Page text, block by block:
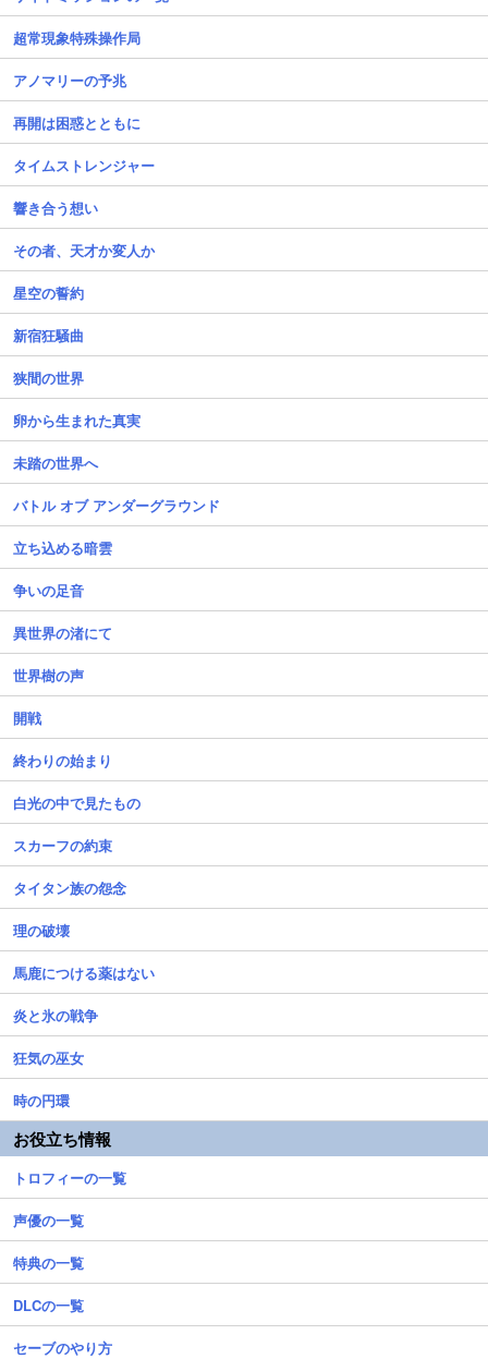
超常現象特殊操作局
アノマリーの予兆
再開は困惑とともに
タイムストレンジャー
響き合う想い
その者、天才か変人か
星空の誓約
新宿狂騒曲
狭間の世界
卵から生まれた真実
未踏の世界へ
バトル オブ アンダーグラウンド
立ち込める暗雲
争いの足音
異世界の渚にて
世界樹の声
開戦
終わりの始まり
白光の中で見たもの
スカーフの約束
タイタン族の怨念
理の破壊
馬鹿につける薬はない
炎と氷の戦争
狂気の巫女
時の円環
お役立ち情報
トロフィーの一覧
声優の一覧
特典の一覧
DLCの一覧
セーブのやり方